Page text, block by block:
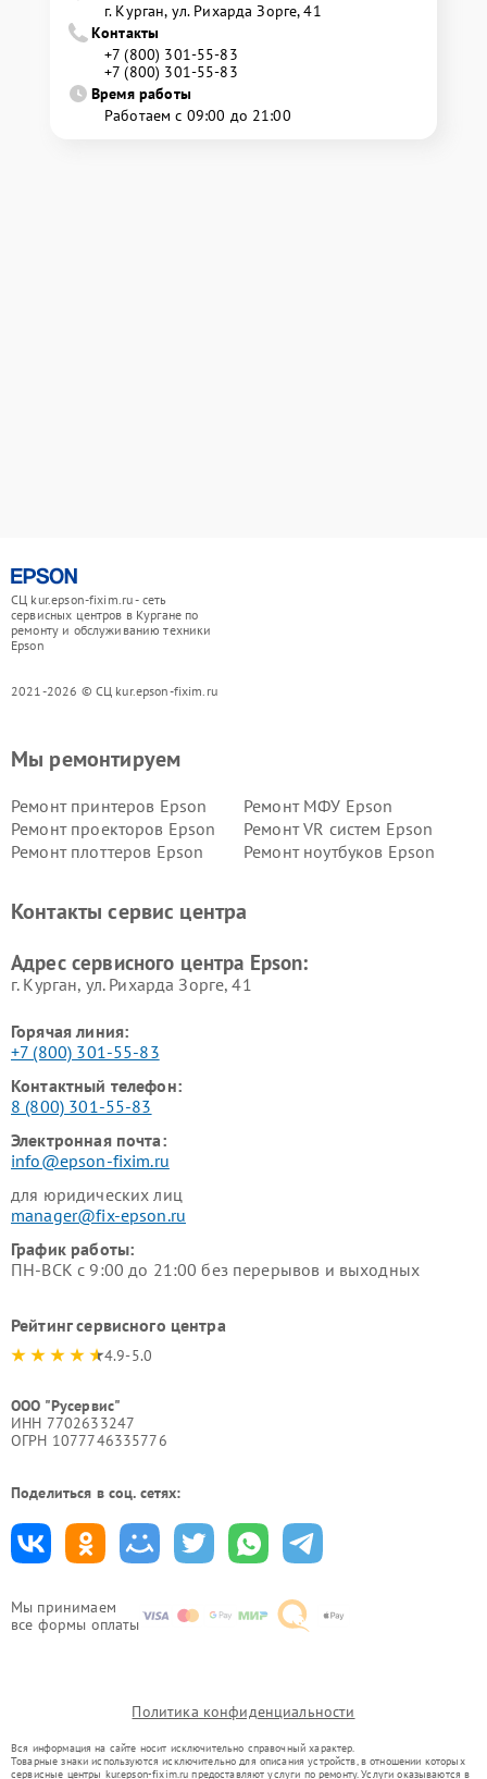
г. Курган, ул. Рихарда Зорге, 41
Контакты
+7 (800) 301-55-83
+7 (800) 301-55-83
Время работы
Работаем с 09:00 до 21:00
СЦ kur.epson-fixim.ru - сеть
сервисных центров в Кургане по
ремонту и обслуживанию техники
Epson
2021-2026 © СЦ kur.epson-fixim.ru
Мы принимаем
все формы оплаты
Мы ремонтируем
Ремонт принтеров Epson
Ремонт МФУ Epson
Ремонт проекторов Epson
Ремонт VR систем Epson
Ремонт плоттеров Epson
Ремонт ноутбуков Epson
Контакты сервис центра
Адрес сервисного центра Epson:
г. Курган, ул. Рихарда Зорге, 41
Горячая линия:
+7 (800) 301-55-83
Контактный телефон:
8 (800) 301-55-83
Электронная почта:
info@epson-fixim.ru
для юридических лиц
manager@fix-epson.ru
График работы:
ПН-ВСК с 9:00 до 21:00 без перерывов и выходных
Рейтинг сервисного центра
4.9-5.0
ООО "Русервис"
ИНН 7702633247
ОГРН 1077746335776
Поделиться в соц. сетях:
Политика конфиденциальности
Вся информация на сайте носит исключительно справочный характер.
Товарные знаки используются исключительно для описания устройств, в отношении которых
сервисные центры kur.epson-fixim.ru предоставляют услуги по ремонту. Услуги оказываются в